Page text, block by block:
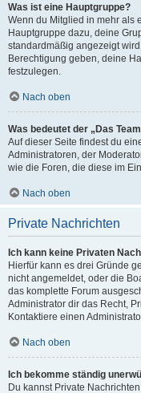
Was ist eine Hauptgruppe?
Wenn du Mitglied in mehr als
Hauptgruppe dazu, deine
standardmäßig angezeigt
Berechtigung geben, deine
festzulegen.
Nach oben
Was bedeutet der „Das
Auf dieser Seite findest du
Administratoren, der
wie die Foren, die diese im
Nach oben
Private Nachrichten
Ich kann keine Privaten
Hierfür kann es drei Gründe
nicht angemeldet, oder die
das komplette Forum
Administrator dir das Recht,
Kontaktiere einen
Nach oben
Ich bekomme ständig
Du kannst Private